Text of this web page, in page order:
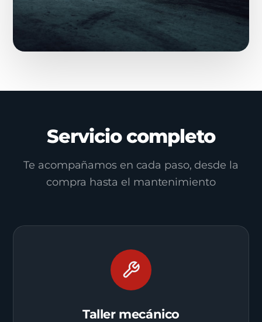
Servicio completo
Te acompañamos en cada paso, desde la
compra hasta el mantenimiento
Taller mecánico